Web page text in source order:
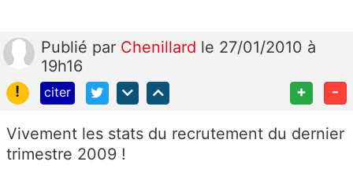
Publié par Chenillard le 27/01/2010 à
19h16
!
citer + -
Vivement les stats du recrutement du dernier
trimestre 2009 !